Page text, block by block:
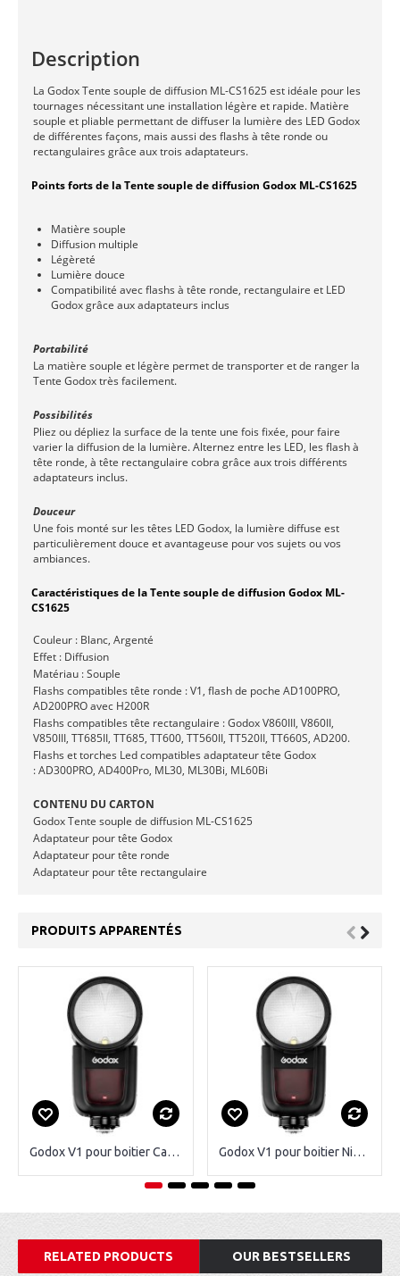
Description
La Godox Tente souple de diffusion ML-CS1625 est idéale pour les
tournages nécessitant une installation légère et rapide. Matière
souple et pliable permettant de diffuser la lumière des LED Godox
de différentes façons, mais aussi des flashs à tête ronde ou
rectangulaires grâce aux trois adaptateurs.
Points forts de la Tente souple de diffusion Godox ML-CS1625
Matière souple
Diffusion multiple
Légèreté
Lumière douce
Compatibilité avec flashs à tête ronde, rectangulaire et LED
Godox grâce aux adaptateurs inclus
Portabilité
La matière souple et légère permet de transporter et de ranger la
Tente Godox très facilement.
Possibilités
Pliez ou dépliez la surface de la tente une fois fixée, pour faire
varier la diffusion de la lumière. Alternez entre les LED, les flash à
tête ronde, à tête rectangulaire cobra grâce aux trois différents
adaptateurs inclus.
Douceur
Une fois monté sur les têtes LED Godox, la lumière diffuse est
particulièrement douce et avantageuse pour vos sujets ou vos
ambiances.
Caractéristiques de la Tente souple de diffusion Godox ML-
CS1625
Couleur : Blanc, Argenté
Effet : Diffusion
Matériau : Souple
Flashs compatibles tête ronde : V1, flash de poche AD100PRO,
AD200PRO avec H200R
Flashs compatibles tête rectangulaire : Godox V860III, V860II,
V850III, TT685II, TT685, TT600, TT560II, TT520II, TT660S, AD200.
Flashs et torches Led compatibles adaptateur tête Godox
: AD300PRO, AD400Pro, ML30, ML30Bi, ML60Bi
CONTENU DU CARTON
Godox Tente souple de diffusion ML-CS1625
Adaptateur pour tête Godox
Adaptateur pour tête ronde
Adaptateur pour tête rectangulaire
PRODUITS APPARENTÉS
Godox V1 pour boitier Canon Godox V1 pour boitier Nikon
RELATED PRODUCTS OUR BESTSELLERS